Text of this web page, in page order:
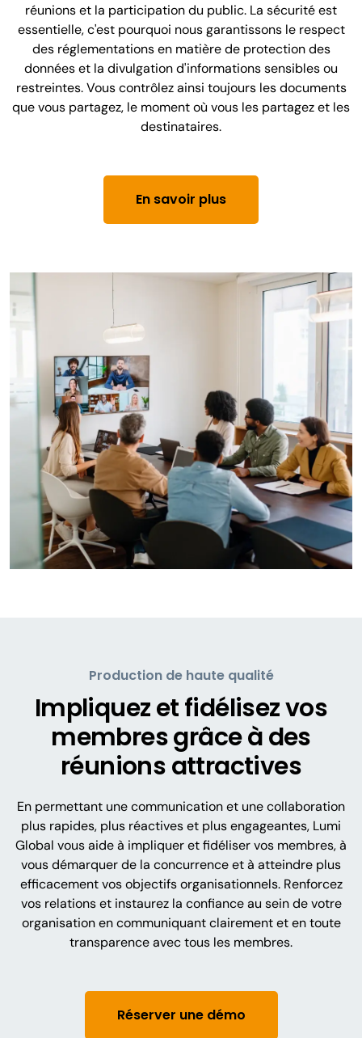
réunions et la participation du public. La sécurité est
essentielle, c'est pourquoi nous garantissons le respect
des réglementations en matière de protection des
données et la divulgation d'informations sensibles ou
restreintes. Vous contrôlez ainsi toujours les documents
que vous partagez, le moment où vous les partagez et les
destinataires.
En savoir plus
Production de haute qualité
Impliquez et fidélisez vos
membres grâce à des
réunions attractives
En permettant une communication et une collaboration
plus rapides, plus réactives et plus engageantes, Lumi
Global vous aide à impliquer et fidéliser vos membres, à
vous démarquer de la concurrence et à atteindre plus
efficacement vos objectifs organisationnels. Renforcez
vos relations et instaurez la confiance au sein de votre
organisation en communiquant clairement et en toute
transparence avec tous les membres.
Réserver une démo